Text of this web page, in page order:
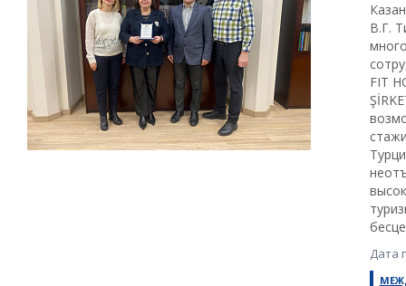
В.Г.
FIT
Дата